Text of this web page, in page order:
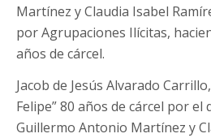
Martínez y Claudia Isabel
por Agrupaciones Ilícitas,
años de cárcel.
Jacob de Jesús Alvarado
Felipe” 80 años de cárcel por el
Guillermo Antonio Martínez y